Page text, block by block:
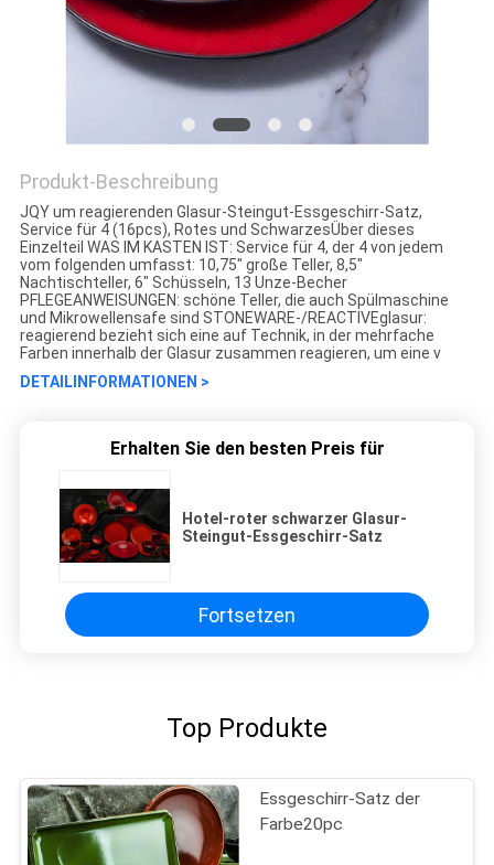
Produkt-Beschreibung
JQY um reagierenden Glasur-Steingut-Essgeschirr-Satz,
Service für 4 (16pcs), Rotes und SchwarzesÜber dieses
Einzelteil WAS IM KASTEN IST: Service für 4, der 4 von jedem
vom folgenden umfasst: 10,75" große Teller, 8,5"
Nachtischteller, 6" Schüsseln, 13 Unze-Becher
PFLEGEANWEISUNGEN: schöne Teller, die auch Spülmaschine
und Mikrowellensafe sind STONEWARE-/REACTIVEglasur:
reagierend bezieht sich eine auf Technik, in der mehrfache
Farben innerhalb der Glasur zusammen reagieren, um eine v
DETAILINFORMATIONEN >
Erhalten Sie den besten Preis für
Hotel-roter schwarzer Glasur-
Steingut-Essgeschirr-Satz
Fortsetzen
Top Produkte
Essgeschirr-Satz der
Farbe20pc